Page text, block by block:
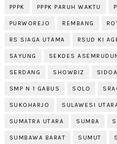
PPPK PPPK PARUH WAKTU
PURWOREJO REMBANG
RS SIAGA UTAMA RSUD KI
SAYUNG SEKDES
SERDANG SHOWBIZ
SMP N 1 GABUS SOLO
SUKOHARJO SULAWESI
SUMATRA UTARA SUMBA
SUMBAWA BARAT SUMUT